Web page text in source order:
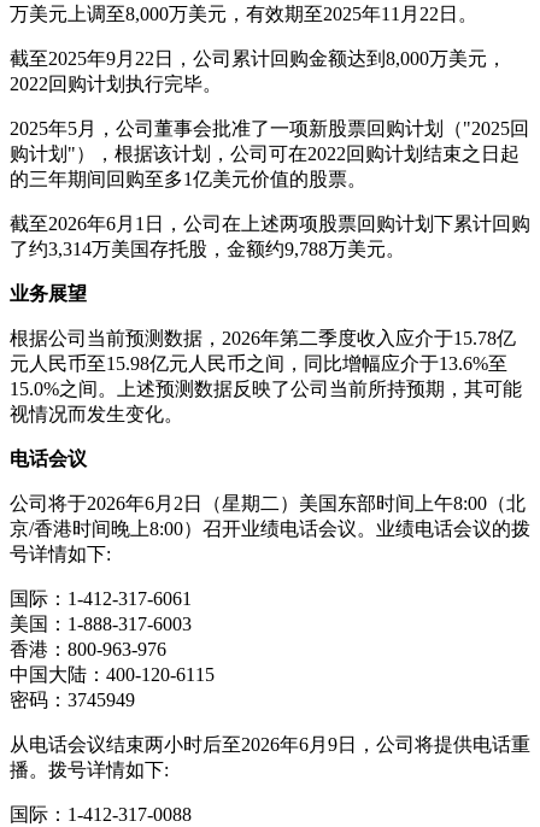
万美元上调至8,000万美元，有效期至2025年11月22日。
截至2025年9月22日，公司累计回购金额达到8,000万美元，
2022回购计划执行完毕。
2025年5月，公司董事会批准了一项新股票回购计划（"2025回
购计划"），根据该计划，公司可在2022回购计划结束之日起
的三年期间回购至多1亿美元价值的股票。
截至2026年6月1日，公司在上述两项股票回购计划下累计回购
了约3,314万美国存托股，金额约9,788万美元。
业务展望
根据公司当前预测数据，2026年第二季度收入应介于15.78亿
元人民币至15.98亿元人民币之间，同比增幅应介于13.6%至
15.0%之间。上述预测数据反映了公司当前所持预期，其可能
视情况而发生变化。
电话会议
公司将于2026年6月2日（星期二）美国东部时间上午8:00（北
京/香港时间晚上8:00）召开业绩电话会议。业绩电话会议的拨
号详情如下:
国际：1-412-317-6061
美国：1-888-317-6003
香港：800-963-976
中国大陆：400-120-6115
密码：3745949
从电话会议结束两小时后至2026年6月9日，公司将提供电话重
播。拨号详情如下:
国际：1-412-317-0088